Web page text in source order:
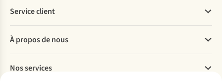
données
Service client
Commander
Payer
Livraison
À propos de nous
Explore More
Nos services